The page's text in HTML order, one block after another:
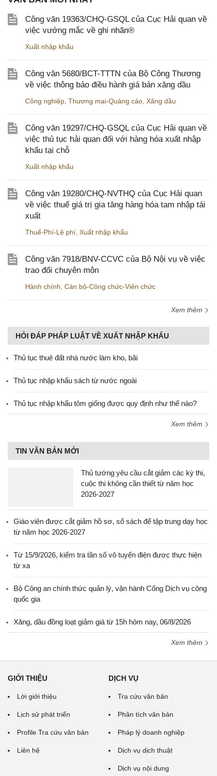
Công văn 19363/CHQ-GSQL của Cục Hải quan về
việc vướng mắc về ghi nhãn®
Xuất nhập khẩu
Công văn 5680/BCT-TTTN của Bộ Công Thương
về việc thông báo điều hành giá bán xăng dầu
Công nghiệp Thương mại-Quảng cáo Xăng dầu
Công văn 19297/CHQ-GSQL của Cục Hải quan về
việc thủ tục hải quan đối với hàng hóa xuất nhập
khẩu tại chỗ
Xuất nhập khẩu
Công văn 19280/CHQ-NVTHQ của Cục Hải quan
về việc thuế giá trị gia tăng hàng hóa tạm nhập tái
xuất
Thuế-Phí-Lệ phí Xuất nhập khẩu
Công văn 7918/BNV-CCVC của Bộ Nội vụ về việc
trao đổi chuyên môn
Hành chính Cán bộ-Công chức-Viên chức
Xem thêm
HỎI ĐÁP PHÁP LUẬT VỀ XUẤT NHẬP KHẨU
Thủ tục thuê đất nhà nước làm kho, bãi
Thủ tục nhập khẩu sách từ nước ngoài
Thủ tục nhập khẩu tôm giống được quy định như thế nào?
Xem thêm
TIN VĂN BẢN MỚI
Thủ tướng yêu cầu cắt giảm các kỳ thi,
cuộc thi không cần thiết từ năm học
2026-2027
Giáo viên được cắt giảm hồ sơ, sổ sách để tập trung dạy học
từ năm học 2026-2027
Từ 15/9/2026, kiểm tra tần số vô tuyến điện được thực hiện
từ xa
Bộ Công an chính thức quản lý, vận hành Cổng Dịch vụ công
quốc gia
Xăng, dầu đồng loạt giảm giá từ 15h hôm nay, 06/8/2026
Xem thêm
GIỚI THIỆU
Lời giới thiệu
Lịch sử phát triển
Profile Tra cứu văn bản
Liên hệ
DỊCH VỤ
Tra cứu văn bản
Phân tích văn bản
Pháp lý doanh nghiệp
Dịch vụ dịch thuật
Dịch vụ nội dung